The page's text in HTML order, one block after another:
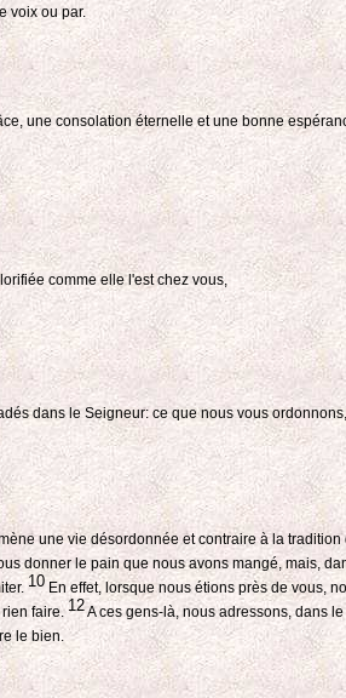
voix ou par.
une consolation éternelle et une bonne
comme elle l'est chez vous,
dans le Seigneur: ce que nous vous
une vie désordonnée et contraire à la
donner le pain que nous avons mangé, mais,
10 En effet, lorsque nous étions près de vous,
rien faire.12A ces gens-là, nous adressons, dans
le bien.